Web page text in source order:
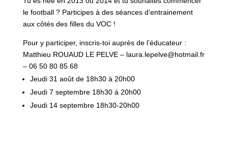
le football ? Participes à des séances d’entrainement
aux côtés des filles du VOC !
Pour y participer, inscris-toi auprès de l’éducateur :
Matthieu ROUAUD LE PELVE – laura.lepelve@hotmail.fr
– 06 50 80 85 68
Jeudi 31 août de 18h30 à 20h00
Jeudi 7 septembre 18h30 à 20h00
Jeudi 14 septembre 18h30-20h00